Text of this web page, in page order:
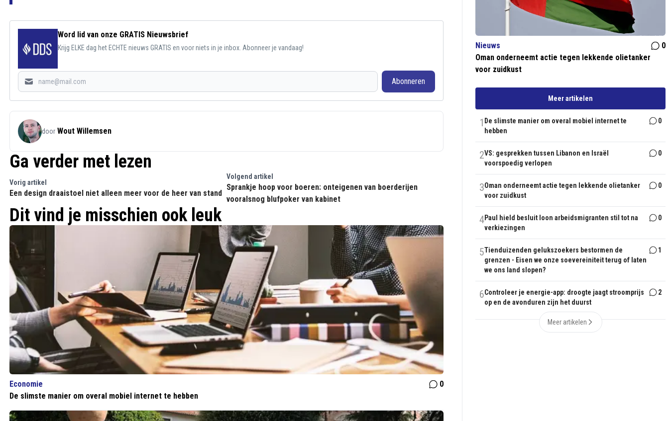
Word lid van onze GRATIS Nieuwsbrief
Krijg ELKE dag het ECHTE nieuws GRATIS en voor niets in je inbox. Abonneer je vandaag!
Abonneren
door Wout Willemsen
Ga verder met lezen
Vorig artikel
Een design draaistoel niet alleen meer voor de heer van stand
Volgend artikel
Sprankje hoop voor boeren: onteigenen van boerderijen
vooralsnog blufpoker van kabinet
Dit vind je misschien ook leuk
Economie
0
De slimste manier om overal mobiel internet te hebben
Nieuws
0
Oman onderneemt actie tegen lekkende olietanker
voor zuidkust
Meer artikelen
1 De slimste manier om overal mobiel internet te
hebben
0
2VS: gesprekken tussen Libanon en Israël
voorspoedig verlopen
0
3Oman onderneemt actie tegen lekkende olietanker
voor zuidkust
0
4Paul hield besluit loon arbeidsmigranten stil tot na
verkiezingen
0
5Tienduizenden gelukszoekers bestormen de
grenzen - Eisen we onze soevereiniteit terug of laten
we ons land slopen?
1
6Controleer je energie-app: droogte jaagt stroomprijs
op en de avonduren zijn het duurst
2
Meer artikelen